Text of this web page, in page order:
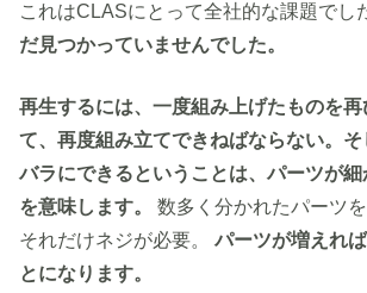
これはCLASにとって全社的な課題でし
だ見つかっていませんでした。
再生するには、一度組み上げたものを再
て、再度組み立てできねばならない。
バラにできるということは、パーツが
を意味します。 数多く分かれたパーツを
それだけネジが必要。 パーツが増えれ
とになります。